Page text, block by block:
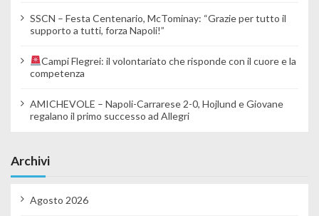
SSCN – Festa Centenario, McTominay: “Grazie per tutto il
supporto a tutti, forza Napoli!”
Campi Flegrei: il volontariato che risponde con il cuore e la
competenza
AMICHEVOLE – Napoli-Carrarese 2-0, Hojlund e Giovane
regalano il primo successo ad Allegri
Archivi
Agosto 2026